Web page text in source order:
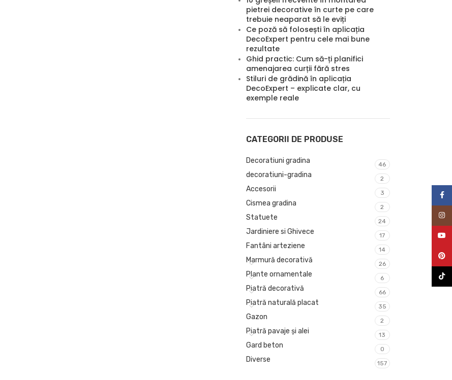
pietrei decorative în curte pe care
trebuie neaparat să le eviți
Ce poză să folosești în aplicația
DecoExpert pentru cele mai bune
rezultate
Ghid practic: Cum să-ți planifici
amenajarea curții fără stres
Stiluri de grădină în aplicația
DecoExpert – explicate clar, cu
exemple reale
CATEGORII DE PRODUSE
Decoratiuni gradina 46
decoratiuni-gradina 2
Accesorii 3
Cismea gradina 2
Statuete 24
Jardiniere si Ghivece 17
Fantâni arteziene 14
Marmură decorativă 26
Plante ornamentale 6
Piatră decorativă 66
Piatră naturală placat 35
Gazon 2
Piatră pavaje și alei 13
Gard beton 0
Diverse 157